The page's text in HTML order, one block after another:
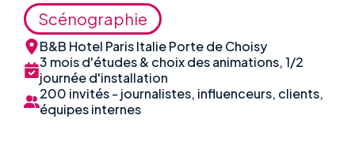
Scénographie
B&B Hotel Paris Italie Porte de Choisy
3 mois d'études & choix des animations, 1/2
journée d'installation
200 invités - journalistes, influenceurs, clients,
équipes internes